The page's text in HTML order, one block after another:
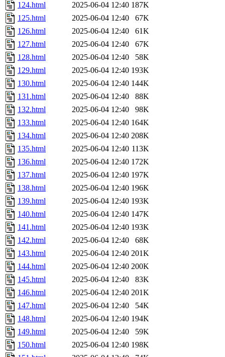
124.html
2025-06-04 12:40 187K
125.html
2025-06-04 12:40
67K
126.html
2025-06-04 12:40
61K
127.html
2025-06-04 12:40
67K
128.html
2025-06-04 12:40
58K
129.html
2025-06-04 12:40 193K
130.html
2025-06-04 12:40 144K
131.html
2025-06-04 12:40
88K
132.html
2025-06-04 12:40
98K
133.html
2025-06-04 12:40 164K
134.html
2025-06-04 12:40 208K
135.html
2025-06-04 12:40 113K
136.html
2025-06-04 12:40 172K
137.html
2025-06-04 12:40 197K
138.html
2025-06-04 12:40 196K
139.html
2025-06-04 12:40 193K
140.html
2025-06-04 12:40 147K
141.html
2025-06-04 12:40 193K
142.html
2025-06-04 12:40
68K
143.html
2025-06-04 12:40 201K
144.html
2025-06-04 12:40 200K
145.html
2025-06-04 12:40
83K
146.html
2025-06-04 12:40 201K
147.html
2025-06-04 12:40
54K
148.html
2025-06-04 12:40 194K
149.html
2025-06-04 12:40
59K
150.html
2025-06-04 12:40 198K